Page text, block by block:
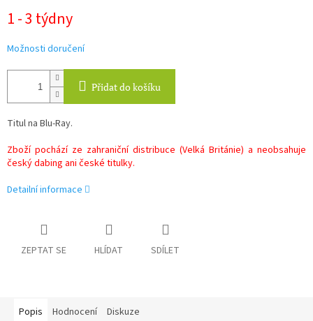
cena:
1 - 3 týdny
Možnosti doručení
Přidat do košíku
Titul na Blu-Ray.
Zboží pochází ze zahraniční distribuce (Velká Británie) a neobsahuje
český dabing ani české titulky.
Detailní informace
ZEPTAT SE HLÍDAT SDÍLET
Popis Hodnocení Diskuze